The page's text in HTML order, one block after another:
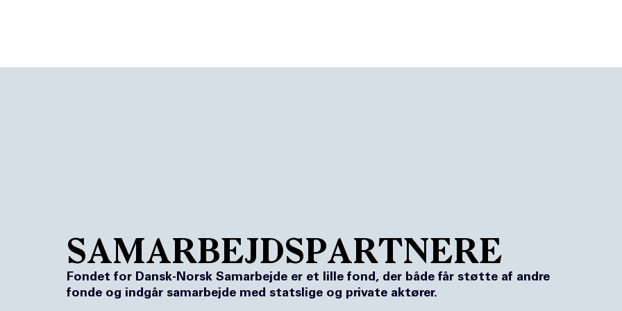
SAMARBEJDSPARTNERE
Fondet for Dansk-Norsk Samarbejde er et lille fond, der både får støtte af andre
fonde og indgår samarbejde med statslige og private aktører.